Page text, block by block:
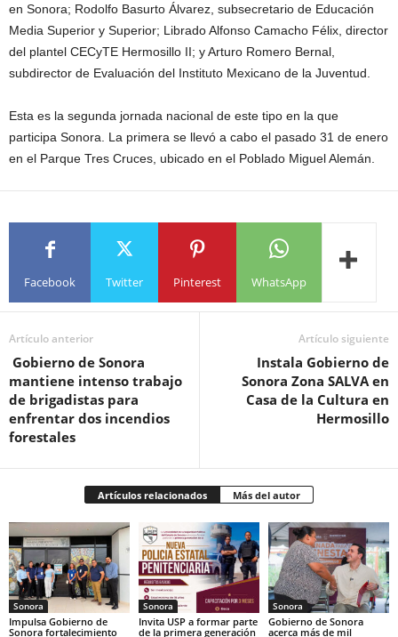
en Sonora; Rodolfo Basurto Álvarez, subsecretario de Educación
Media Superior y Superior; Librado Alfonso Camacho Félix, director
del plantel CECyTE Hermosillo II; y Arturo Romero Bernal,
subdirector de Evaluación del Instituto Mexicano de la Juventud.
Esta es la segunda jornada nacional de este tipo en la que
participa Sonora. La primera se llevó a cabo el pasado 31 de enero
en el Parque Tres Cruces, ubicado en el Poblado Miguel Alemán.
Facebook Twitter Pinterest WhatsApp
Artículo anterior
Gobierno de Sonora
mantiene intenso trabajo
de brigadistas para
enfrentar dos incendios
forestales
Artículo siguiente
Instala Gobierno de
Sonora Zona SALVA en
Casa de la Cultura en
Hermosillo
Artículos relacionados Más del autor
Sonora
Impulsa Gobierno de
Sonora fortalecimiento
Sonora
Invita USP a formar parte
de la primera generación
Sonora
Gobierno de Sonora
acerca más de mil